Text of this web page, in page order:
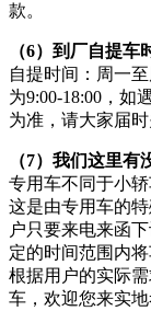
款。
（6）到厂自提车
自提时间：周一
为9:00-18:00，如
为准，请大家届时
（7）我们这里
专用车不同于小
这是由专用车的
户只要来电来函
定的时间范围内
根据用户的实际
车，欢迎您来实